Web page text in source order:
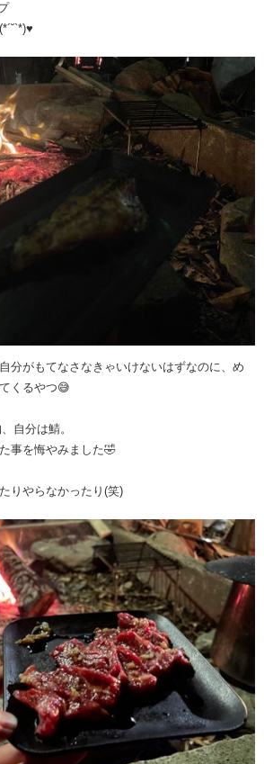
分がもてなさなきゃいけないはずなのに、め
くるやつ😅
自分は鯖。
事を悔やみました🤣
りやらなかったり(笑)